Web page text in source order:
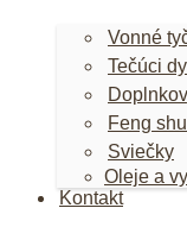
Vonné
Tečúci
Feng
Sviečky
Oleje a
Kontakt